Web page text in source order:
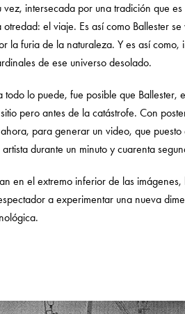
intersecada por una tradición que
el viaje. Es así como Ballester
la furia de la naturaleza. Y es así como,
de ese universo desolado.
lo puede, fue posible que Ballester,
pero antes de la catástrofe. Con
para generar un video, que
durante un minuto y cuarenta
en el extremo inferior de las
a experimentar una nueva